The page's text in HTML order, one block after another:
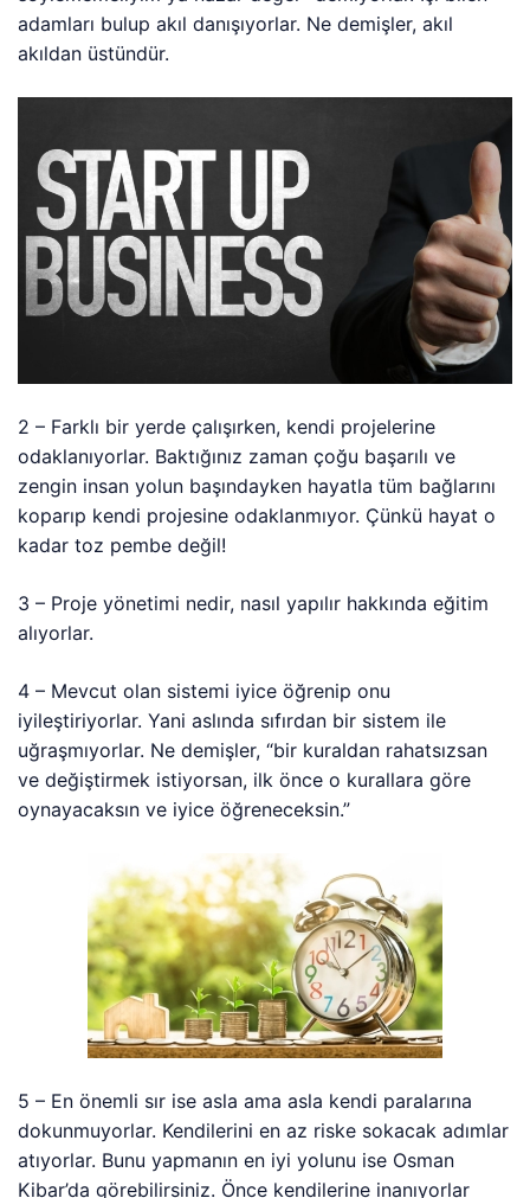
adamları bulup akıl danışıyorlar. Ne demişler, akıl
akıldan üstündür.
2 – Farklı bir yerde çalışırken, kendi projelerine
odaklanıyorlar. Baktığınız zaman çoğu başarılı ve
zengin insan yolun başındayken hayatla tüm bağlarını
koparıp kendi projesine odaklanmıyor. Çünkü hayat o
kadar toz pembe değil!
3 – Proje yönetimi nedir, nasıl yapılır hakkında eğitim
alıyorlar.
4 – Mevcut olan sistemi iyice öğrenip onu
iyileştiriyorlar. Yani aslında sıfırdan bir sistem ile
uğraşmıyorlar. Ne demişler, “bir kuraldan rahatsızsan
ve değiştirmek istiyorsan, ilk önce o kurallara göre
oynayacaksın ve iyice öğreneceksin.”
5 – En önemli sır ise asla ama asla kendi paralarına
dokunmuyorlar. Kendilerini en az riske sokacak adımlar
atıyorlar. Bunu yapmanın en iyi yolunu ise Osman
Kibar’da görebilirsiniz. Önce kendilerine inanıyorlar